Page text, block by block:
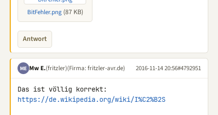
BitFehler.png(87 KB)
Antwort
ME Mw E.(fritzler)(Firma: fritzler-avr.de) 2016-11-14 20:56#4792951
https://de.wikipedia.org/wiki/I%C2%B2S